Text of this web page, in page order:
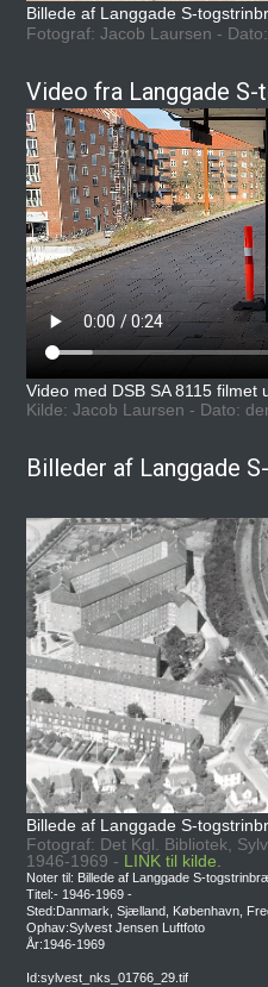
Billede af Langgade S-
Fotograf: Jacob Laursen -
Video fra Langgade
Video med DSB SA 8115
Kilde: Jacob Laursen - Dato:
Billeder af Langgade
Billede af Langgade S-
Fotograf: Det Kgl. Bibliotek,
1946-1969 - LINK til kilde.
Noter til: Billede af Langgade S-
Titel:- 1946-1969 -
Sted:Danmark, Sjælland, København,
Ophav:Sylvest Jensen Luftfoto
År:1946-1969
Id:sylvest_nks_01766_29.tif